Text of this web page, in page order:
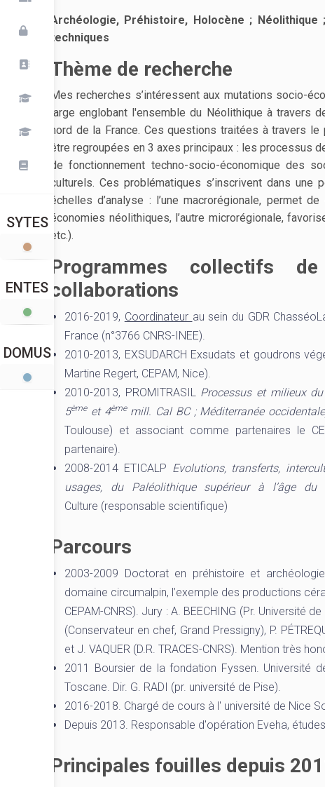
SYTES
ENTES
DOMUS
Archéologie, Préhistoire, Holocène ;
techniques
Thème de recherche
Mes recherches s’intéressent aux mutations socio-
large englobant l'ensemble du Néolithique à travers
nord de la France. Ces questions traitées à travers
être regroupées en 3 axes principaux : les processus
de fonctionnement techno-socio-économique des
culturels. Ces problématiques s’inscrivent dans
échelles d’analyse : l’une macrorégionale, permet
économies néolithiques, l’autre microrégionale,
etc.).
Programmes collectifs
collaborations
2016-2019, Coordinateur au sein du GDR
France (n°3766 CNRS-INEE).
2010-2013, EXSUDARCH Exsudats et goudrons
Martine Regert, CEPAM, Nice).
2010-2013, PROMITRASIL Processus et milieux
5èmeet 4èmemill. Cal BC ; Méditerranée
Toulouse) et associant comme partenaires le
partenaire).
2008-2014 ETICALP Evolutions, transferts,
usages, du Paléolithique supérieur à l’âge du
Culture (responsable scientifique)
Parcours
2003-2009 Doctorat en préhistoire et
domaine circumalpin, l’exemple des productions
CEPAM-CNRS). Jury : A. BEECHING (Pr. Université
(Conservateur en chef, Grand Pressigny), P.
et J. VAQUER (D.R. TRACES-CNRS). Mention très
2011 Boursier de la fondation Fyssen. Université
Toscane. Dir. G. RADI (pr. université de Pise).
2016-2018. Chargé de cours à l' université de Nice
Depuis 2013. Responsable d'opération Eveha,
Principales fouilles depuis